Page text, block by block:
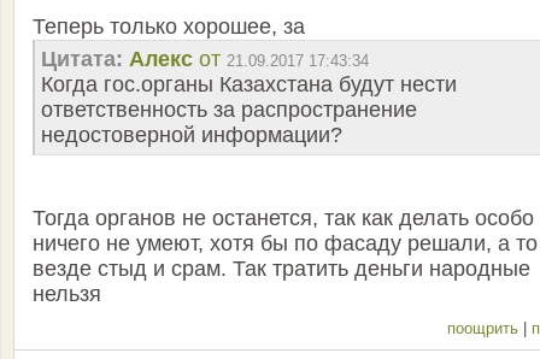
Теперь только хорошее, за
Цитата: Aлекс от 21.09.2017 17:43:34
Когда гос.органы Казахстана будут нести
ответственность за распространение
недостоверной информации?
Тогда органов не останется, так как делать особо
ничего не умеют, хотя бы по фасаду решали, а то
везде стыд и срам. Так тратить деньги народные
нельзя
поощрить